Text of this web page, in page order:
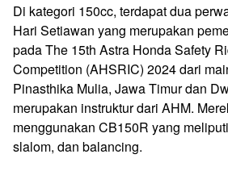
Di kategori 150cc, terdapat dua
Hari Setiawan yang merupakan
pada The 15th Astra Honda Safety
Competition (AHSRIC) 2024 dari
Pinasthika Mulia, Jawa Timur dan
merupakan instruktur dari AHM.
menggunakan CB150R yang
slalom, dan balancing.